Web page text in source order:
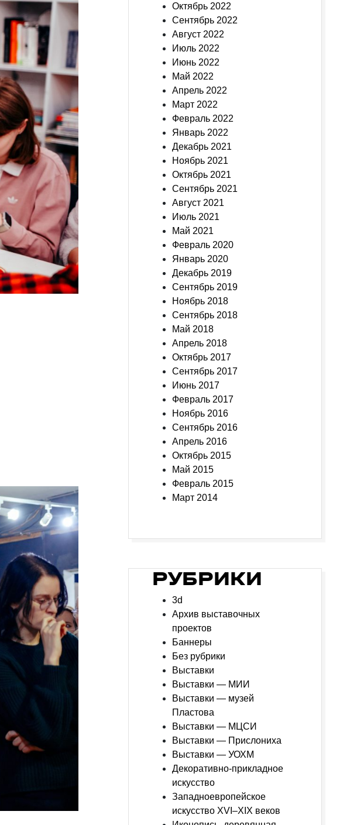
Октябрь 2022
Сентябрь 2022
Август 2022
Июль 2022
Июнь 2022
Май 2022
Апрель 2022
Март 2022
Февраль 2022
Январь 2022
Декабрь 2021
Ноябрь 2021
Октябрь 2021
Сентябрь 2021
Август 2021
Июль 2021
Май 2021
Февраль 2020
Январь 2020
Декабрь 2019
Сентябрь 2019
Ноябрь 2018
Сентябрь 2018
Май 2018
Апрель 2018
Октябрь 2017
Сентябрь 2017
Июнь 2017
Февраль 2017
Ноябрь 2016
Сентябрь 2016
Апрель 2016
Октябрь 2015
Май 2015
Февраль 2015
Март 2014
РУБРИКИ
3d
Архив выставочных
проектов
Баннеры
Без рубрики
Выставки
Выставки — МИИ
Выставки — музей
Пластова
Выставки — МЦСИ
Выставки — Прислониха
Выставки — УОХМ
Декоративно-прикладное
искусство
Западноевропейское
искусство XVI–XIX веков